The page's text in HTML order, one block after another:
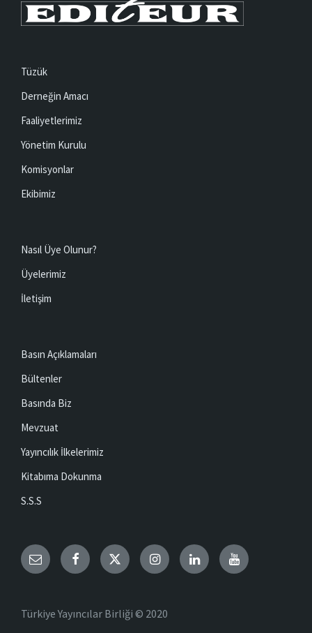
Tüzük
Derneğin Amacı
Faaliyetlerimiz
Yönetim Kurulu
Komisyonlar
Ekibimiz
Nasıl Üye Olunur?
Üyelerimiz
İletişim
Basın Açıklamaları
Bültenler
Basında Biz
Mevzuat
Yayıncılık İlkelerimiz
Kitabıma Dokunma
S.S.S
Email Facebook TwitterInstagramLinkedInYouTube
Türkiye Yayıncılar Birliği © 2020